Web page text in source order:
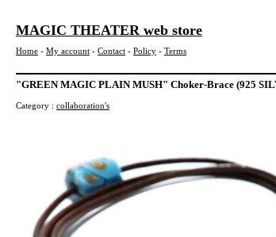
MAGIC THEATER web store
Home - My account - Contact - Policy - Terms
"GREEN MAGIC PLAIN MUSH" Choker-Brace (925
Category : collaboration's